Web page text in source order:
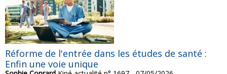
Réforme de l'entrée dans les études de santé :
Enfin une voie unique